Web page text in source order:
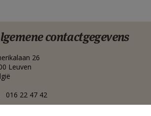
contactgegevens
26
Leuven
016 22 47 42